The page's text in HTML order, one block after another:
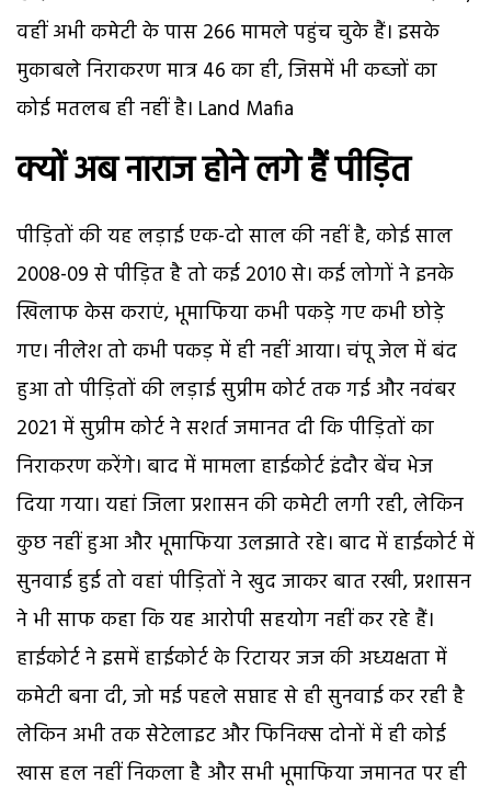
वहीं अभी कमेटी के पास 266 मामले पहुंच चुके हैं। इसके
मुकाबले निराकरण मात्र 46 का ही, जिसमें भी कब्जों का
कोई मतलब ही नहीं है। Land Mafia
क्यों अब नाराज होने लगे हैं पीड़ित
पीड़ितों की यह लड़ाई एक-दो साल की नहीं है, कोई साल
2008-09 से पीड़ित है तो कई 2010 से। कई लोगों ने इनके
खिलाफ केस कराएं, भूमाफिया कभी पकड़े गए कभी छोड़े
गए। नीलेश तो कभी पकड़ में ही नहीं आया। चंपू जेल में बंद
हुआ तो पीड़ितों की लड़ाई सुप्रीम कोर्ट तक गई और नवंबर
2021 में सुप्रीम कोर्ट ने सशर्त जमानत दी कि पीड़ितों का
निराकरण करेंगे। बाद में मामला हाईकोर्ट इंदौर बेंच भेज
दिया गया। यहां जिला प्रशासन की कमेटी लगी रही, लेकिन
कुछ नहीं हुआ और भूमाफिया उलझाते रहे। बाद में हाईकोर्ट में
सुनवाई हुई तो वहां पीड़ितों ने खुद जाकर बात रखी, प्रशासन
ने भी साफ कहा कि यह आरोपी सहयोग नहीं कर रहे हैं।
हाईकोर्ट ने इसमें हाईकोर्ट के रिटायर जज की अध्यक्षता में
कमेटी बना दी, जो मई पहले सप्ताह से ही सुनवाई कर रही है
लेकिन अभी तक सेटेलाइट और फिनिक्स दोनों में ही कोई
खास हल नहीं निकला है और सभी भूमाफिया जमानत पर ही